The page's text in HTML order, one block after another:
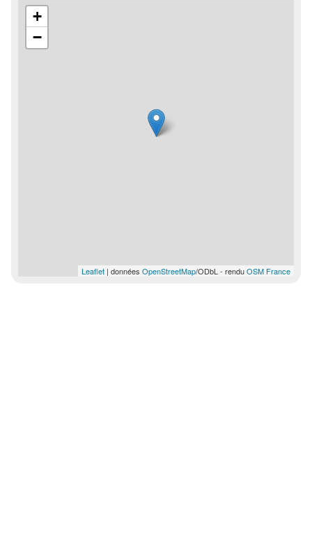
+
−
Leaflet | données OpenStreetMap/ODbL - renduOSM France